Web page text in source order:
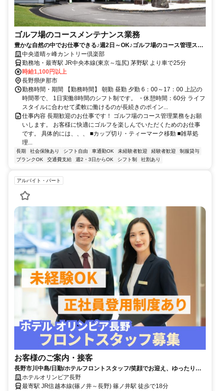
ゴルフ場のコースメンテナンス業務
豊かな自然の中でお仕事できる♪週2日～OK♪ゴルフ場のコース管理スタ
ッフ中央道晴ヶ峰カントリー倶楽部
勤務地・最寄駅 JR中央本線(東京～塩尻) 茅野駅 より車で25分
時給1,100円以上
長野県伊那市
勤務時間・期間 【勤務時間】 朝勤 昼勤 夕勤 6：00～17：00 上記の
時間帯で、 1日実働8時間のシフト制です。 ・休憩時間：60分 ライフ
スタイルに合わせて柔軟に働けるのが長続きのポイン...
仕事内容 長期歓迎のお仕事です！ ゴルフ場のコース管理業務をお願
いします。 お客様に快適にゴルフを楽しんでいただくためのお仕事
です。 具体的には、、、 ■カップ切り・ティーマーク移動 ■雑草処
理...
長期 社会保険あり シフト自由 車通勤OK 未経験者歓迎 経験者歓迎
制服貸与
ブランクOK
交通費支給 週2・3日からOK シフト制 社割あり
アルバイト・パート
お客様のご案内・接客
長野市川中島/日勤/ホテルフロントスタッフ/笑顔でお迎え、ゆったり働
くホテルフロント
ホテルオリンピア長野
最寄駅 JR信越本線(篠ノ井～長野) 篠ノ井駅 徒歩で18分